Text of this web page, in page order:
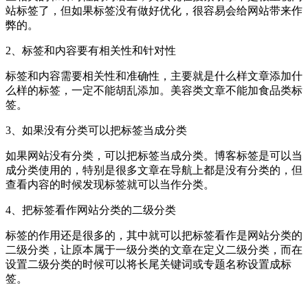
站标签了，但如果标签没有做好优化，很容易会给网站带来作
弊的。
2、标签和内容要有相关性和针对性
标签和内容需要相关性和准确性，主要就是什么样文章添加什
么样的标签，一定不能胡乱添加。美容类文章不能加食品类标
签。
3、如果没有分类可以把标签当成分类
如果网站没有分类，可以把标签当成分类。博客标签是可以当
成分类使用的，特别是很多文章在导航上都是没有分类的，但
查看内容的时候发现标签就可以当作分类。
4、把标签看作网站分类的二级分类
标签的作用还是很多的，其中就可以把标签看作是网站分类的
二级分类，让原本属于一级分类的文章在定义二级分类，而在
设置二级分类的时候可以将长尾关键词或专题名称设置成标
签。